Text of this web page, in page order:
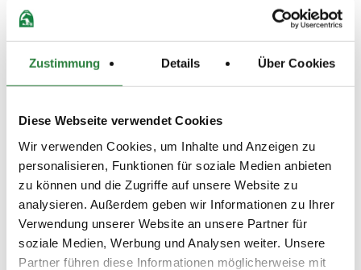
Zustimmung Details Über Cookies
Diese Webseite verwendet Cookies
Wir verwenden Cookies, um Inhalte und Anzeigen zu
personalisieren, Funktionen für soziale Medien anbieten
zu können und die Zugriffe auf unsere Website zu
analysieren. Außerdem geben wir Informationen zu Ihrer
Verwendung unserer Website an unsere Partner für
soziale Medien, Werbung und Analysen weiter. Unsere
Partner führen diese Informationen möglicherweise mit
Hygeinebeauftragter: Alisa Menzel, Antonia Maaß
kontaktlos, zu erreichen.
Prüfungsplätze: 20 x 40 m - Sand und 20 x 60 m - Sand
Abreiteplätze: 25 x70 m und 20x60 m -Sand
Vorläufige Zeitenteilung:
Sa. vorm.: 1,2; nachm.: 3,4
So. vorm.: 5,6,9,10; nachm.: 7,8,11